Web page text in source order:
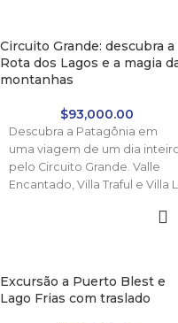
conforto.
Circuito Grande: descubra a
Rota dos Lagos e a magia
montanhas
$93,000.00
Descubra a Patagônia em
uma viagem de um dia
pelo Circuito Grande. Valle
Encantado, Villa Traful e Villa
Excursão a Puerto Blest e
Lago Frias com traslado